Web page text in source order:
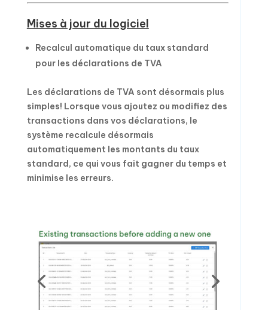
Mises à jour du logiciel
Recalcul automatique du taux standard
pour les déclarations de TVA
Les déclarations de TVA sont désormais plus
simples! Lorsque vous ajoutez ou modifiez des
transactions dans vos déclarations, le
système recalcule désormais
automatiquement les montants du taux
standard, ce qui vous fait gagner du temps et
minimise les erreurs.